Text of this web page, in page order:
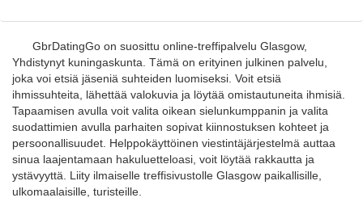
GbrDatingGo on suosittu online-treffipalvelu Glasgow,
Yhdistynyt kuningaskunta. Tämä on erityinen julkinen palvelu,
joka voi etsiä jäseniä suhteiden luomiseksi. Voit etsiä
ihmissuhteita, lähettää valokuvia ja löytää omistautuneita ihmisiä.
Tapaamisen avulla voit valita oikean sielunkumppanin ja valita
suodattimien avulla parhaiten sopivat kiinnostuksen kohteet ja
persoonallisuudet. Helppokäyttöinen viestintäjärjestelmä auttaa
sinua laajentamaan hakuluetteloasi, voit löytää rakkautta ja
ystävyyttä. Liity ilmaiselle treffisivustolle Glasgow paikallisille,
ulkomaalaisille, turisteille.